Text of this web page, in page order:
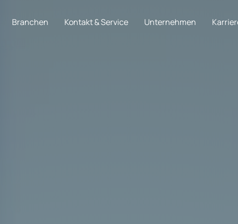
Branchen Kontakt & Service Unternehmen